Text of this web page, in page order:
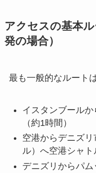
アクセスの基本
発の場合）
最も一般的なルート
イスタンブール
（約1時間）
空港からデニズ
ル）へ空港シャト
デニズリからパ